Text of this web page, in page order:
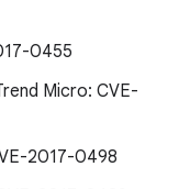
0455
Micro: CVE-
2017-0498